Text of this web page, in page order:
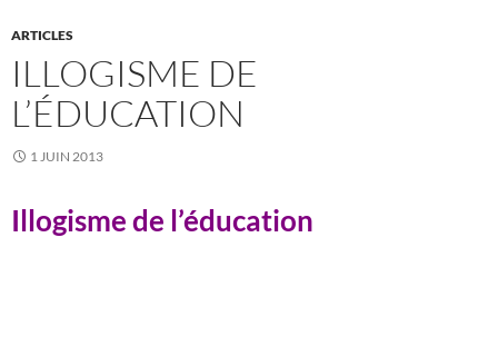
ARTICLES
ILLOGISME DE
L’ÉDUCATION
1 JUIN 2013
Illogisme de l’éducation